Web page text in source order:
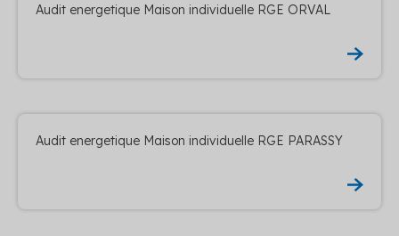
Audit energetique Maison individuelle RGE ORVAL
Audit energetique Maison individuelle RGE PARASSY